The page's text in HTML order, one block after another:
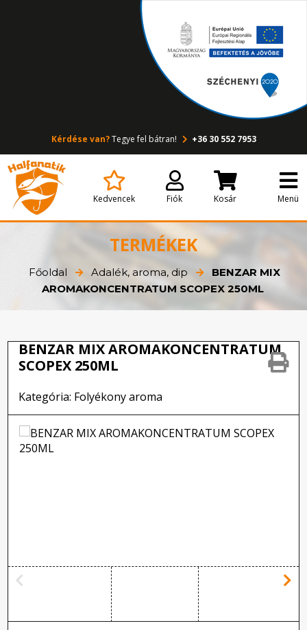
Kérdése van?Tegye fel bátran! +36 30 552 7953
Kedvencek Fiók Kosár Menü
TERMÉKEK
Főoldal Adalék, aroma, dip
BENZAR MIX
AROMAKONCENTRATUM SCOPEX 250ML
BENZAR MIX AROMAKONCENTRATUM
SCOPEX 250ML
Kategória: Folyékony aroma